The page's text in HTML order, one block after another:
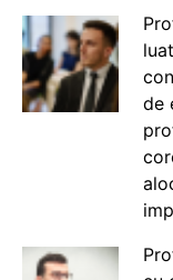
de